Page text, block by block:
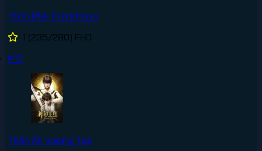
Thôn Phệ Tinh Không
1 (235/280) FHD
#10
Thần Ấn Vương Tọa